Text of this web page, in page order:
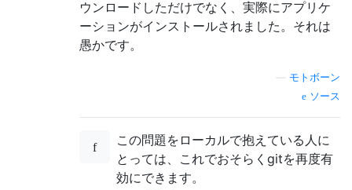
ウンロードしただけでなく、実際にアプリケ
ーションがインストールされました。それは
愚かです。
モトボーン
ソース
この問題をローカルで抱えている人に
とっては、これでおそらくgitを再度有
効にできます。